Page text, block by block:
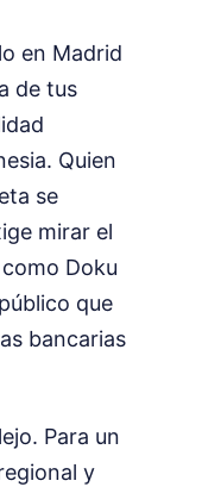
en Madrid
de tus
Quien
se
mirar el
Doku
que
bancarias
Para un
y